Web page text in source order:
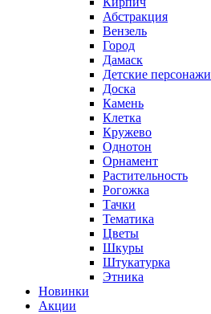
Абстракция
Вензель
Город
Дамаск
Детские персонажи
Доска
Камень
Клетка
Кружево
Однотон
Орнамент
Растительность
Рогожка
Тачки
Тематика
Цветы
Шкуры
Штукатурка
Этника
Новинки
Акции